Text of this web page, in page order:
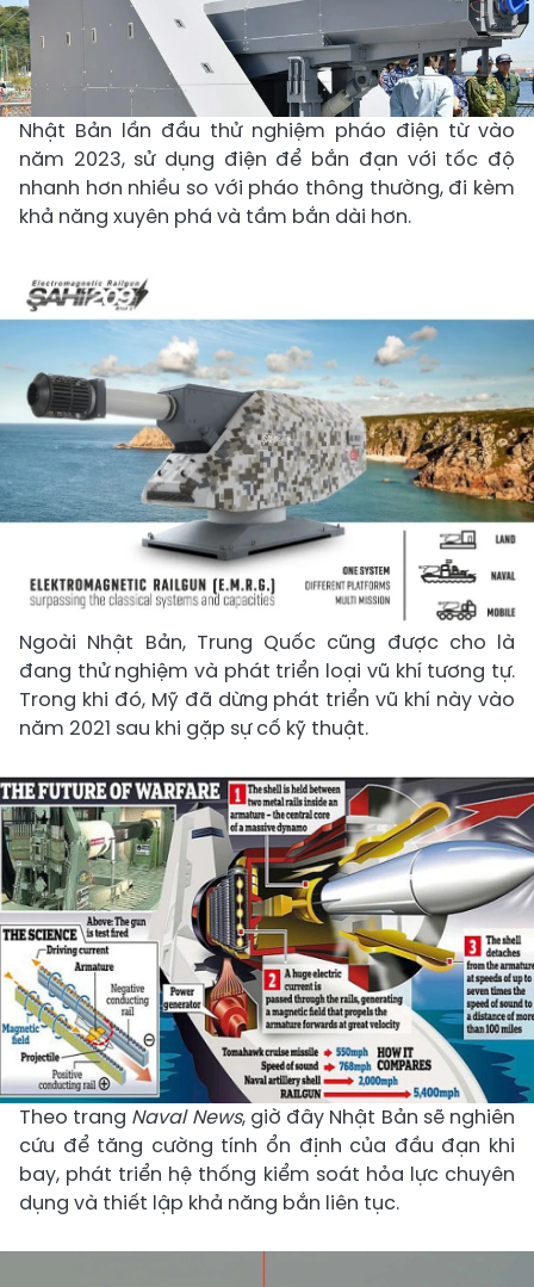
Nhật Bản lần đầu thử nghiệm pháo điện từ vào
năm 2023, sử dụng điện để bắn đạn với tốc độ
nhanh hơn nhiều so với pháo thông thường, đi kèm
khả năng xuyên phá và tầm bắn dài hơn.
Ngoài Nhật Bản, Trung Quốc cũng được cho là
đang thử nghiệm và phát triển loại vũ khí tương tự.
Trong khi đó, Mỹ đã dừng phát triển vũ khí này vào
năm 2021 sau khi gặp sự cố kỹ thuật.
Theo trang Naval News, giờ đây Nhật Bản sẽ nghiên
cứu để tăng cường tính ổn định của đầu đạn khi
bay, phát triển hệ thống kiểm soát hỏa lực chuyên
dụng và thiết lập khả năng bắn liên tục.